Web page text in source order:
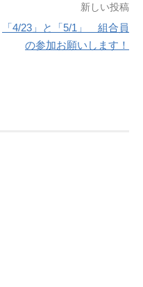
新しい投稿
「4/23」と「5/1」 組合員
の参加お願いします！